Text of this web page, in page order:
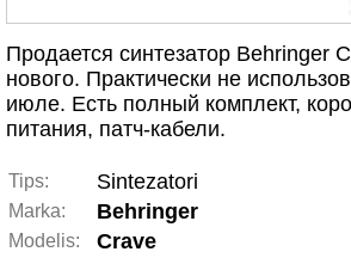
Продается синтезатор Behringer
нового. Практически не
июле. Есть полный комплект,
питания, патч-кабели.
Tips: Sintezatori
Marka: Behringer
Modelis: Crave